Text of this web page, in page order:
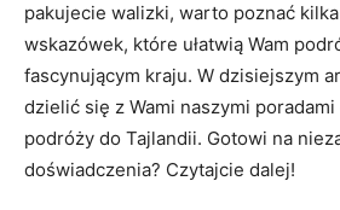
pakujecie walizki, warto poznać
wskazówek, które ułatwią‌ Wam
fascynującym kraju.‍ W dzisiejszym
dzielić⁣ się z Wami naszymi⁣
podróży do Tajlandii. Gotowi ⁤na
doświadczenia? Czytajcie‍ dalej!